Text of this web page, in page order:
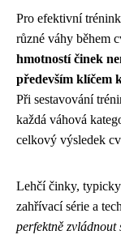
Pro efektivní
různé váhy během
hmotností činek
především klíčem
Při sestavování
každá váhová
celkový výsledek
Lehčí činky,
zahřívací série a
perfektně